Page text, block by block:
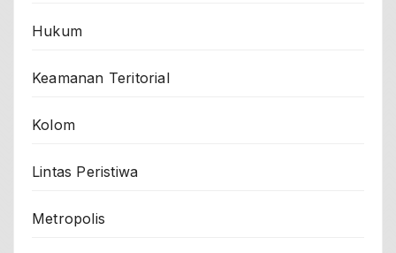
Hukum
Keamanan Teritorial
Kolom
Lintas Peristiwa
Metropolis